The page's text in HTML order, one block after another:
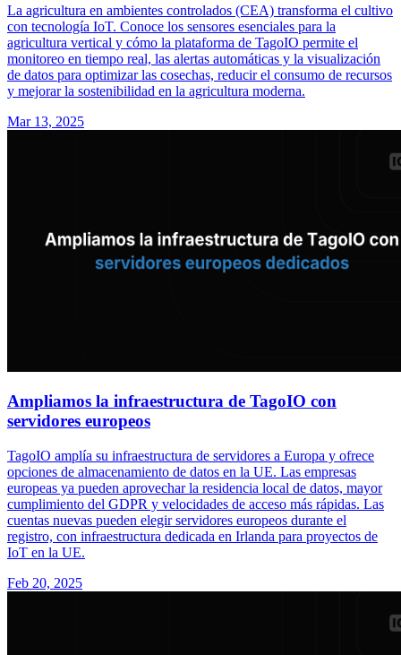
La agricultura en ambientes controlados (CEA) transforma el cultivo
con tecnología IoT. Conoce los sensores esenciales para la
agricultura vertical y cómo la plataforma de TagoIO permite el
monitoreo en tiempo real, las alertas automáticas y la visualización
de datos para optimizar las cosechas, reducir el consumo de recursos
y mejorar la sostenibilidad en la agricultura moderna.
Mar 13, 2025
Ampliamos la infraestructura de TagoIO con
servidores europeos
TagoIO amplía su infraestructura de servidores a Europa y ofrece
opciones de almacenamiento de datos en la UE. Las empresas
europeas ya pueden aprovechar la residencia local de datos, mayor
cumplimiento del GDPR y velocidades de acceso más rápidas. Las
cuentas nuevas pueden elegir servidores europeos durante el
registro, con infraestructura dedicada en Irlanda para proyectos de
IoT en la UE.
Feb 20, 2025